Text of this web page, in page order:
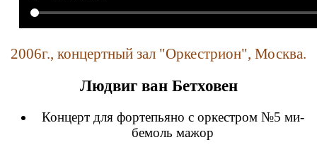
2006г., концертный зал "Оркестрион", Москва.
Людвиг ван Бетховен
Концерт для фортепьяно с оркестром №5 ми-
бемоль мажор